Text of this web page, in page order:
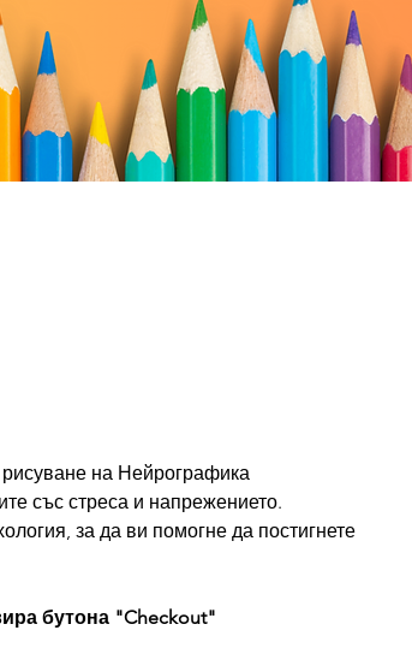
на Нейрографика
със стреса и напрежението.
за да ви помогне да постигнете
бутона "Checkout"